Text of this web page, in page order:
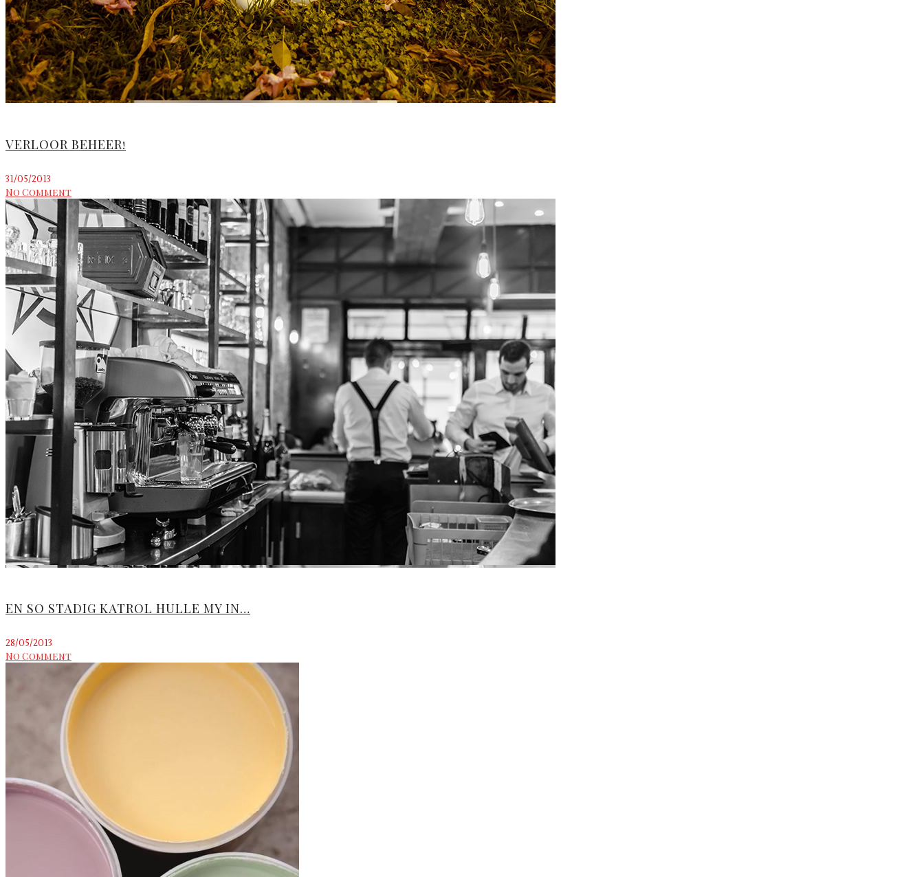
VERLOOR BEHEER!
31/05/2013
No Comment
EN SO STADIG KATROL HULLE MY IN…
28/05/2013
No Comment